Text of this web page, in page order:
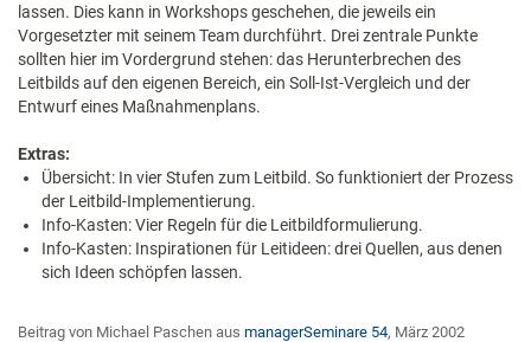
lassen. Dies kann in Workshops geschehen, die jeweils ein
Vorgesetzter mit seinem Team durchführt. Drei zentrale Punkte
sollten hier im Vordergrund stehen: das Herunterbrechen des
Leitbilds auf den eigenen Bereich, ein Soll-Ist-Vergleich und der
Entwurf eines Maßnahmenplans.
Extras:
Übersicht: In vier Stufen zum Leitbild. So funktioniert der Prozess
der Leitbild-Implementierung.
Info-Kasten: Vier Regeln für die Leitbildformulierung.
Info-Kasten: Inspirationen für Leitideen: drei Quellen, aus denen
sich Ideen schöpfen lassen.
Beitrag von Michael Paschen aus managerSeminare 54, März 2002